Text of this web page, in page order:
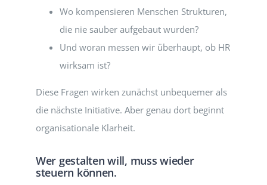
Wo kompensieren Menschen Strukturen,
die nie sauber aufgebaut wurden?
Und woran messen wir überhaupt, ob HR
wirksam ist?
Diese Fragen wirken zunächst unbequemer als
die nächste Initiative. Aber genau dort beginnt
organisationale Klarheit.
Wer gestalten will, muss wieder
steuern können.